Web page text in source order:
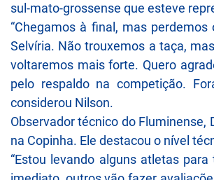
sul-mato-grossense que esteve
“Chegamos à final, mas
Selvíria. Não trouxemos a taça,
voltaremos mais forte. Quero
pelo respaldo na competição.
considerou Nilson.
Observador técnico do
na Copinha. Ele destacou o nível
“Estou levando alguns atletas